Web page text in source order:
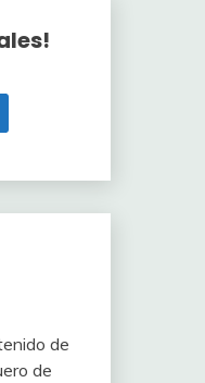
de
de